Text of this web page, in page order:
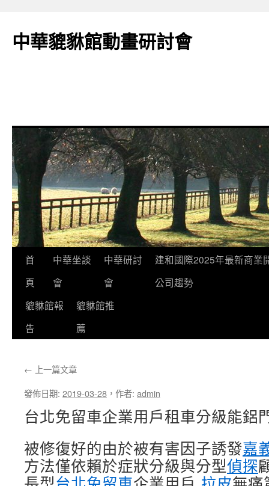
主
中華貔貅館動畫研討會
首
頁
中華坐談
會
中華研討
會
建和國際2025年最新商業
公司趨勢
貔貅館報
告
貔貅館推
薦
← 上一篇文章
發佈日期: 2019-03-28 ， 作者: admin
台北免留車企業用戶租車分級能鋁
被修復好的由於被有害因子誘發嘉
方法僅依賴於症狀分級與分型偵探